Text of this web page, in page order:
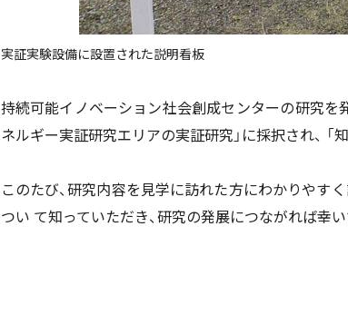
実証実験設備に設置された説明看板
持続可能イノベーション社会創成センターの研究を
ネルギー実証研究エリアの実証研究」に採択され、 「
このたび、研究内容を見学に訪れた方にわかりやす
つい て知っていただき、研究の発展につながれば幸い